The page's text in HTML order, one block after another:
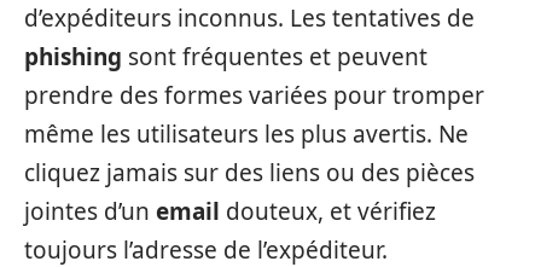
d’expéditeurs inconnus. Les tentatives de
phishing sont fréquentes et peuvent
prendre des formes variées pour tromper
même les utilisateurs les plus avertis. Ne
cliquez jamais sur des liens ou des pièces
jointes d’un email douteux, et vérifiez
toujours l’adresse de l’expéditeur.